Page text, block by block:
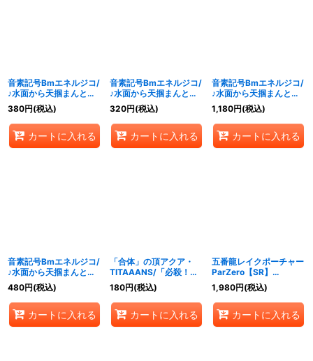
音素記号Bmエネルジコ/
♪水面から天掴まんとす
るチャージャー【U】
{23RP2X31/74}《水》
380円(税込)
カートに入れる
音素記号Bmエネルジコ/
♪水面から天掴まんとす
るチャージャー【U】
{23RP231/74}《水》
320円(税込)
カートに入れる
音素記号Bmエネルジコ/
♪水面から天掴まんとす
るチャージャー【U】
{23RP218B/22}《水》
1,180円(税込)
カートに入れる
音素記号Bmエネルジコ/
♪水面から天掴まんとす
るチャージャー【U】
{23RP216A/20}《水》
480円(税込)
カートに入れる
「合体」の頂アクア・
TITAAANS/「必殺！ジ
ェット・カスケード・ア
タック!!」【VR】
{23EX117/84}《水》
180円(税込)
カートに入れる
五番龍レイクポーチャー
ParZero【SR】
{23RP34B/22}《水》
1,980円(税込)
カートに入れる